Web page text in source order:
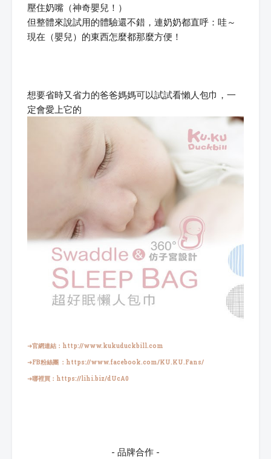
壓住奶嘴（神奇嬰兒！）
但整體來說試用的體驗還不錯，連奶奶都直呼：哇～
現在（嬰兒）的東西怎麼都那麼方便！
想要省時又省力的爸爸媽媽可以試試看懶人包巾，一
定會愛上它的
➜官網連結： http://www.kukuduckbill.com
➜FB粉絲團 ： https://www.facebook.com/KU.KU.Fans/
➜哪裡買： https://lihi.biz/dUcA0
- 品牌合作 -